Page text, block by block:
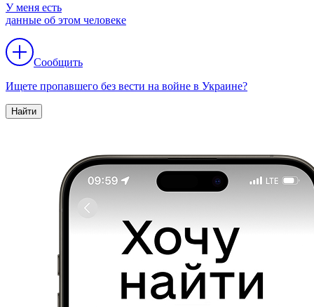
У меня есть
данные об этом человеке
Сообщить
Ищете пропавшего без вести на войне в Украине?
Найти